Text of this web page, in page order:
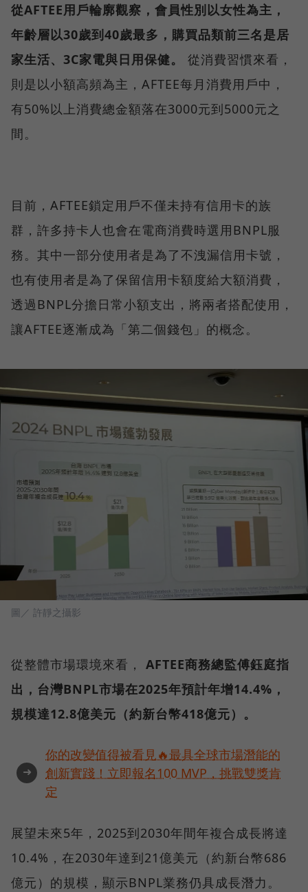
從AFTEE用戶輪廓觀察，會員性別以女性為主，
年齡層以30歲到40歲最多，購買品類前三名是居
家生活、3C家電與日用保健。
從消費習慣來看，
則是以小額高頻為主，AFTEE每月消費用戶中，
有50%以上消費總金額落在3000元到5000元之
間。
目前，AFTEE鎖定用戶不僅未持有信用卡的族
群，許多持卡人也會在電商消費時選用BNPL服
務。其中一部分使用者是為了不洩漏信用卡號，
也有使用者是為了保留信用卡額度給大額消費，
透過BNPL分擔日常小額支出，將兩者搭配使用，
讓AFTEE逐漸成為「第二個錢包」的概念。
圖／ 許靜之攝影
從整體市場環境來看， AFTEE商務總監傅鈺庭指
出，台灣BNPL市場在2025年預計年增14.4%，
規模達12.8億美元（約新台幣418億元）。
➜
你的改變值得被看見🔥最具全球市場潛能的
創新實踐！立即報名100 MVP，挑戰雙獎肯
定
展望未來5年，2025到2030年間年複合成長將達
10.4%，在2030年達到21億美元（約新台幣686
億元）的規模，顯示BNPL業務仍具成長潛力。